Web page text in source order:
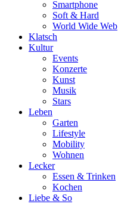
Smartphone
Soft & Hard
World Wide Web
Klatsch
Kultur
Events
Konzerte
Kunst
Musik
Stars
Leben
Garten
Lifestyle
Mobility
Wohnen
Lecker
Essen & Trinken
Kochen
Liebe & So